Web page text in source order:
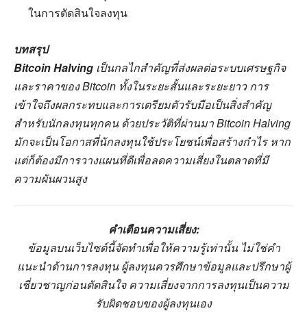
ในการตัดสินใจลงทุน
บทสรุป
Bitcoin Halving เป็นกลไกสำคัญที่ส่งผลต่อระบบเศรษฐกิจ
และราคาของ Bitcoin ทั้งในระยะสั้นและระยะยาว การ
เข้าใจถึงผลกระทบและการเตรียมตัวรับมือเป็นสิ่งสำคัญ
สำหรับนักลงทุนทุกคน ด้วยประวัติที่ผ่านมา Bitcoin Halving
มักจะเป็นโอกาสที่นักลงทุนใช้ประโยชน์เพื่อสร้างกำไร หาก
แต่ก็ต้องมีการวางแผนที่ดีเพื่อลดความเสี่ยงในตลาดที่มี
ความผันผวนสูง
คำเตือนความเสี่ยง:
ข้อมูลบนเว็บไซต์นี้จัดทำเพื่อให้ความรู้เท่านั้น ไม่ใช่คำ
แนะนำด้านการลงทุน ผู้ลงทุนควรศึกษาข้อมูลและปรึกษาผู้
เชี่ยวชาญก่อนตัดสินใจ ความเสี่ยงจากการลงทุนเป็นความ
รับผิดชอบของผู้ลงทุนเอง